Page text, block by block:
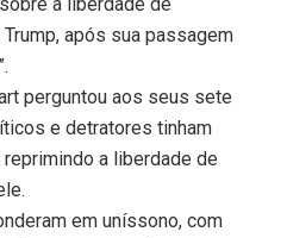
após sua passagem
perguntou aos seus sete
e detratores tinham
reprimindo a liberdade de
em uníssono, com